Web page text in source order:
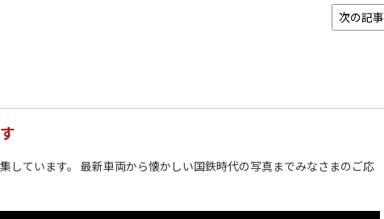
次の記事
しています。 最新車両から懐かしい国鉄時代の写真までみなさまのご応